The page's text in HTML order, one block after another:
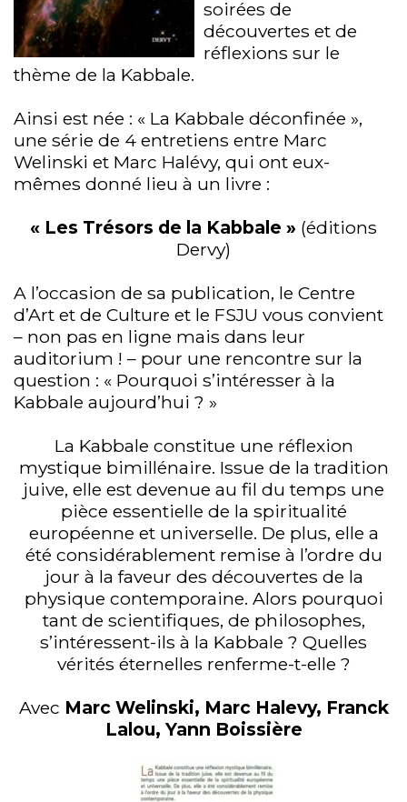
soirées de
découvertes et de
réflexions sur le
thème de la Kabbale.
Ainsi est née : « La Kabbale déconfinée »,
une série de 4 entretiens entre Marc
Welinski et Marc Halévy, qui ont eux-
mêmes donné lieu à un livre :
« Les Trésors de la Kabbale » (éditions
Dervy)
A l’occasion de sa publication, le Centre
d’Art et de Culture et le FSJU vous convient
– non pas en ligne mais dans leur
auditorium ! – pour une rencontre sur la
question : « Pourquoi s’intéresser à la
Kabbale aujourd’hui ? »
La Kabbale constitue une réflexion
mystique bimillénaire. Issue de la tradition
juive, elle est devenue au fil du temps une
pièce essentielle de la spiritualité
européenne et universelle. De plus, elle a
été considérablement remise à l’ordre du
jour à la faveur des découvertes de la
physique contemporaine. Alors pourquoi
tant de scientifiques, de philosophes,
s’intéressent-ils à la Kabbale ? Quelles
vérités éternelles renferme-t-elle ?
Avec Marc Welinski, Marc Halevy, Franck
Lalou, Yann Boissière